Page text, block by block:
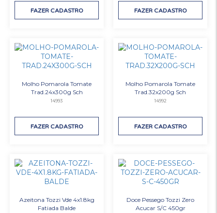
FAZER CADASTRO FAZER CADASTRO
Molho Pomarola Tomate
Trad.24x300g Sch
14993
FAZER CADASTRO
Molho Pomarola Tomate
Trad.32x200g Sch
14992
FAZER CADASTRO
Azeitona Tozzi Vde 4x1.8kg
Fatiada Balde
Doce Pessego Tozzi Zero
Acucar S/C 450gr